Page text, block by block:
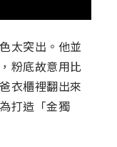
太突出。他並
粉底故意用比
衣櫃裡翻出來
打造「金獨